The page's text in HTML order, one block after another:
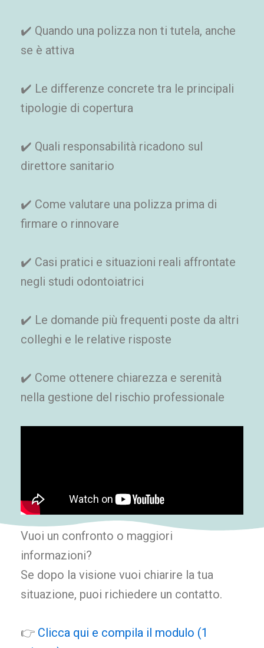
✔️ Quando una polizza non ti tutela, anche
se è attiva
✔️ Le differenze concrete tra le principali
tipologie di copertura
✔️ Quali responsabilità ricadono sul
direttore sanitario
✔️ Come valutare una polizza prima di
firmare o rinnovare
✔️ Casi pratici e situazioni reali affrontate
negli studi odontoiatrici
✔️ Le domande più frequenti poste da altri
colleghi e le relative risposte
✔️ Come ottenere chiarezza e serenità
nella gestione del rischio professionale
Vuoi un confronto o maggiori
informazioni?
Se dopo la visione vuoi chiarire la tua
situazione, puoi richiedere un contatto.
👉 Clicca qui e compila il modulo (1